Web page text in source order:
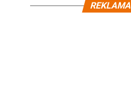
REKLAMA